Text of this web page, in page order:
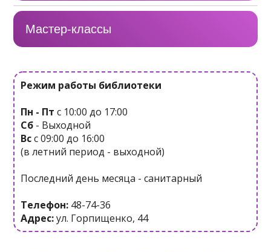
Мастер-классы
Режим работы библиотеки
Пн - Пт с 10:00 до 17:00
Сб - Выходной
Всс 09:00 до 16:00
(в летний период - выходной)
Последний день месяца - санитарный
Телефон: 48-74-36
Адрес:ул. Горпищенко, 44